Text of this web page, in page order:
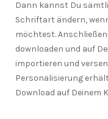
Dann kannst Du
Schriftart ändern,
möchtest.
downloaden und auf
importieren und
Personalisierung
Download auf Deinem